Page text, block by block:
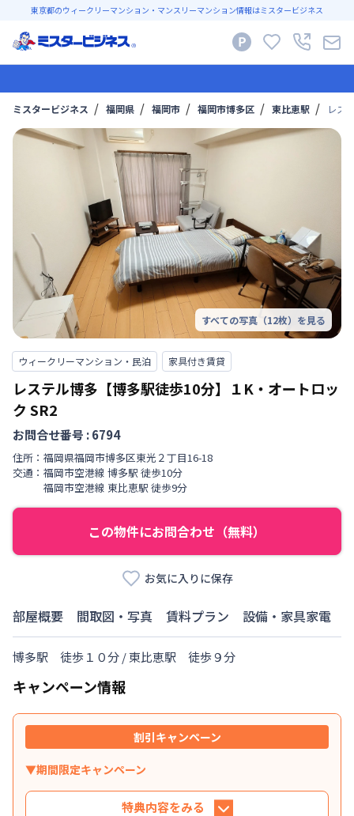
東京都のウィークリーマンション・マンスリーマンション情報はミスタービジネス
ミスタービジネス 福岡県 福岡市 福岡市博多区 東比恵駅 レス
すべての写真（12枚）を見る
ウィークリーマンション・民泊 家具付き賃貸
レステル博多【博多駅徒歩10分】１K・オートロッ
ク SR2
お問合せ番号 :6794
住所： 福岡県福岡市博多区東光 ２丁目16-18
交通： 福岡市空港線 博多駅 徒歩10分
福岡市空港線 東比恵駅 徒歩9分
この物件にお問合わせ（無料）
お気に入りに保存
部屋概要 間取図・写真 賃料プラン 設備・家具家電
博多駅　徒歩１０分 / 東比恵駅　徒歩９分
キャンペーン情報
割引キャンペーン
▼期間限定キャンペーン
特典内容をみる